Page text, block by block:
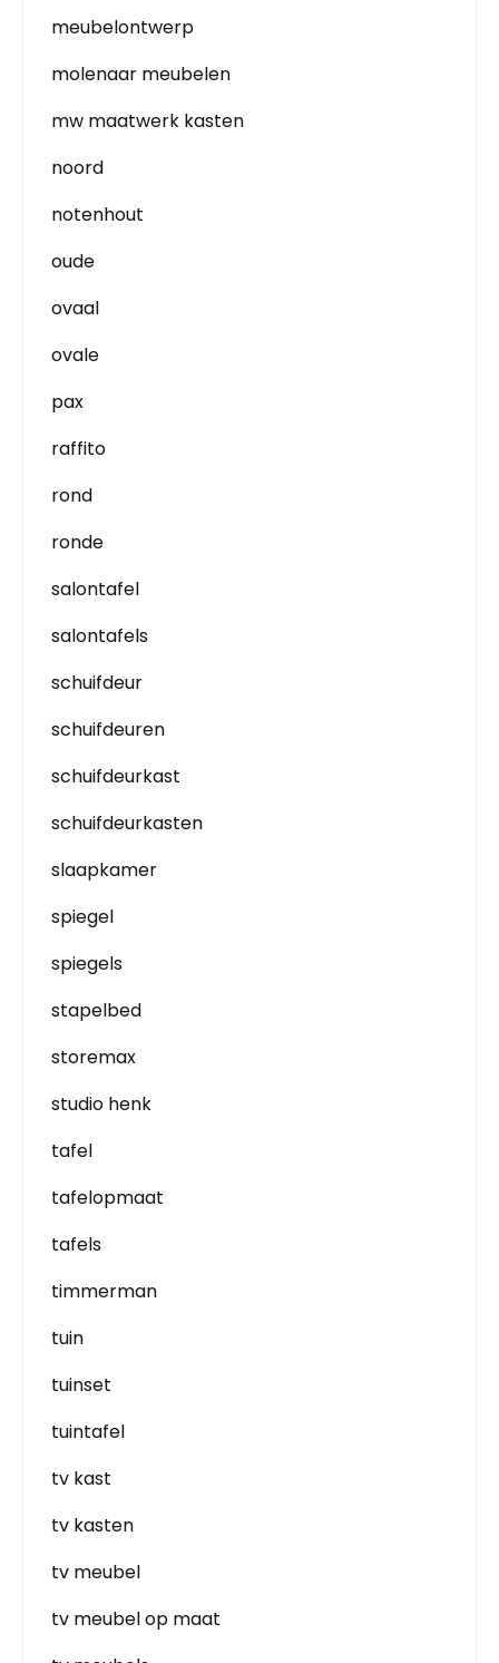
meubelontwerp
molenaar meubelen
mw maatwerk kasten
noord
notenhout
oude
ovaal
ovale
pax
raffito
rond
ronde
salontafel
salontafels
schuifdeur
schuifdeuren
schuifdeurkast
schuifdeurkasten
slaapkamer
spiegel
spiegels
stapelbed
storemax
studio henk
tafel
tafelopmaat
tafels
timmerman
tuin
tuinset
tuintafel
tv kast
tv kasten
tv meubel
tv meubel op maat